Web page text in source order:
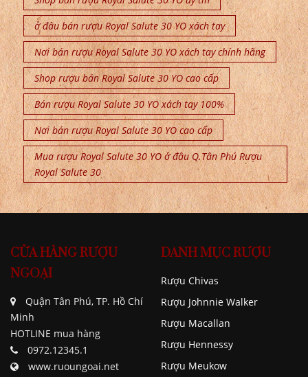
ở đâu bán rượu Royal Salute 30 YO xách tay
Nơi bán rượu Royal Salute 30 YO xách tay chính hãng
Shop rượu bán Royal Salute 30 YO cao cấp
Bán rượu Royal Salute 30 YO xách tay 100%
Nơi bán rượu Royal Salute 30 YO cao cấp
Mua rượu Royal Salute 30 YO ở đâu Q.Tân Phú Rượu
Royal Salute 30
CỬA HÀNG RƯỢU
NGOẠI
Quận Tân Phú, TP. Hồ Chí
Minh
HOTLINE mua hàng
0972.12345.1
www.ruoungoai.net
DANH MỤC RƯỢU
Rượu Chivas
Rượu Johnnie Walker
Rượu Macallan
Rượu Hennessy
Rượu Meukow